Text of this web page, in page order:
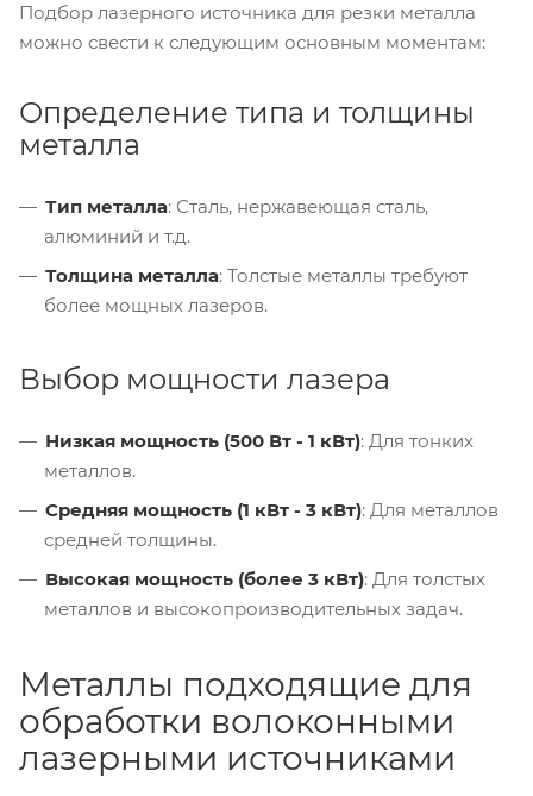
Подбор лазерного источника для резки металла
можно свести к следующим основным моментам:
Определение типа и толщины
металла
Тип металла: Сталь, нержавеющая сталь,
алюминий и т.д.
Толщина металла: Толстые металлы требуют
более мощных лазеров.
Выбор мощности лазера
Низкая мощность (500 Вт - 1 кВт): Для тонких
металлов.
Средняя мощность (1 кВт - 3 кВт): Для металлов
средней толщины.
Высокая мощность (более 3 кВт): Для толстых
металлов и высокопроизводительных задач.
Металлы подходящие для
обработки волоконными
лазерными источниками